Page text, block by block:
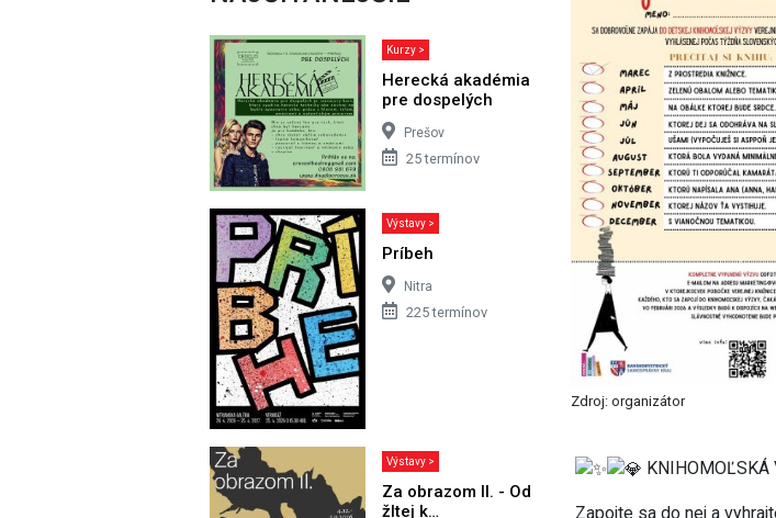
Kurzy >
Herecká akadémia
pre dospelých
Prešov
25 termínov
Výstavy >
Príbeh
Nitra
225 termínov
Výstavy >
Za obrazom II. - Od
žltej k…
Zdroj: organizátor
Zapojte sa do nej a